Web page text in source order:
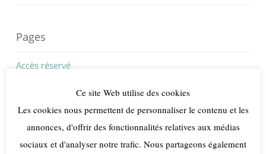
Pages
Accès réservé
Articles et publications yoga et culture de l’Inde
Cours de yoga de l’énergie en ligne
Ce site Web utilise des cookies
Les cookies nous permettent de personnaliser le contenu et les
annonces, d'offrir des fonctionnalités relatives aux médias
sociaux et d'analyser notre trafic. Nous partageons également